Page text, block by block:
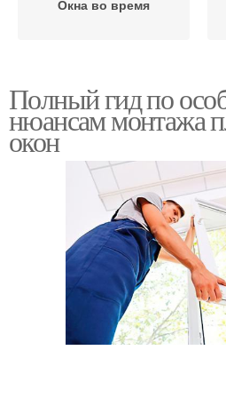
Окна во время
Полный гид по
нюансам монтажа
окон